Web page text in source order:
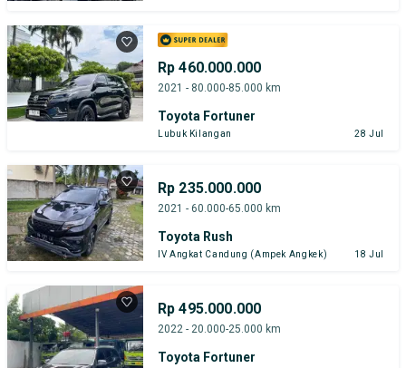
Rp 460.000.000
2021 - 80.000-85.000 km
Toyota Fortuner
Lubuk Kilangan 28 Jul
Rp 235.000.000
2021 - 60.000-65.000 km
Toyota Rush
IV Angkat Candung (Ampek Angkek) 18 Jul
Rp 495.000.000
2022 - 20.000-25.000 km
Toyota Fortuner